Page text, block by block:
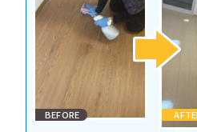
BEFORE